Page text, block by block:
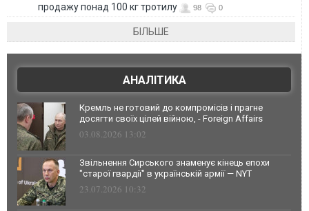
продажу понад 100 кг тротилу
98 0
БІЛЬШЕ
АНАЛІТИКА
Кремль не готовий до компромісів і прагне
досягти своїх цілей війною, - Foreign Affairs
03.08.2026 13:02
Звільнення Сирського знаменує кінець епохи
"старої гвардії" в українській армії — NYT
23.07.2026 10:32